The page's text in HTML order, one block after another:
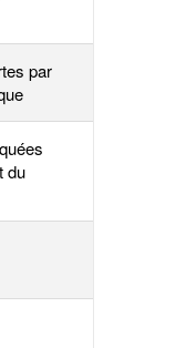
par
du